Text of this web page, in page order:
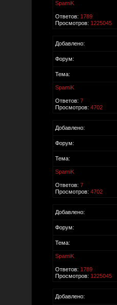
SpamiK
Ответов: 1789
Просмотров: 1225045
Добавлено:
Форум:
Тема:
SpamiK
Ответов: 7
Просмотров: 4702
Добавлено:
Форум:
Тема:
SpamiK
Ответов: 7
Просмотров: 4702
Добавлено:
Форум:
Тема:
SpamiK
Ответов: 1789
Просмотров: 1225045
Добавлено: